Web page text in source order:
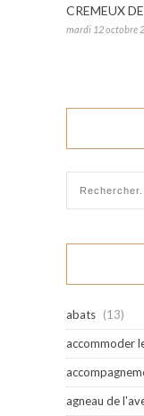
CREMEUX
mardi 12 octobre
abats (13)
accommoder
agneau de